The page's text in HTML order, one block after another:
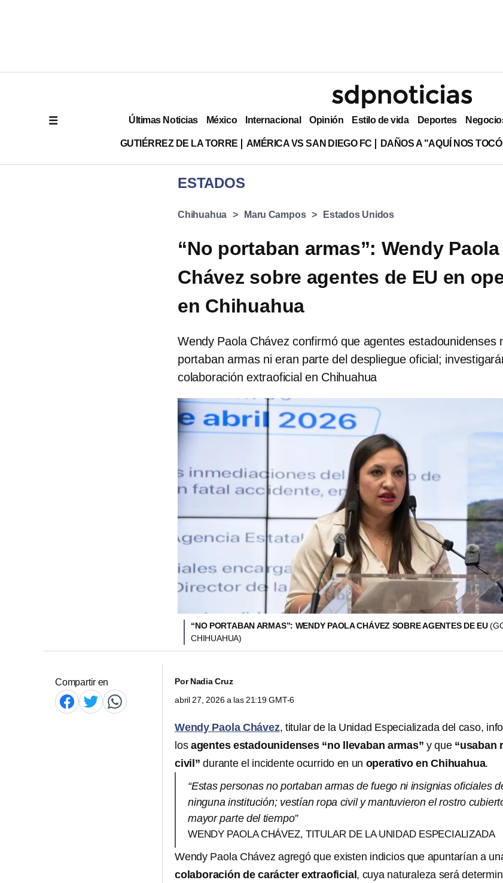
Últimas Noticias México Internacional Opinión Estilo de vida Deportes
GUTIÉRREZ DE LA TORRE AMÉRICA VS SAN DIEGO FC DAÑOS A "AQUÍ NOS
ESTADOS
Chihuahua Maru Campos Estados Unidos
“No portaban armas”: Wendy Paola
Chávez sobre agentes de EU en
en Chihuahua
Wendy Paola Chávez confirmó que agentes estadounidenses
portaban armas ni eran parte del despliegue oficial;
colaboración extraoficial en Chihuahua
“NO PORTABAN ARMAS”: WENDY PAOLA CHÁVEZ SOBRE AGENTES DE EU
CHIHUAHUA)
Compartir en PorNadia Cruz
abril 27, 2026 a las 21:19 GMT-6
Wendy Paola Chávez, titular de la Unidad Especializada del caso,
los agentes estadounidenses “no llevaban armas”y que “usaban
civil” durante el incidente ocurrido en un operativo en Chihuahua.
“Estas personas no portaban armas de fuego ni insignias oficiales
ninguna institución; vestían ropa civil y mantuvieron el rostro
mayor parte del tiempo”
WENDY PAOLA CHÁVEZ, TITULAR DE LA UNIDAD ESPECIALIZADA
Wendy Paola Chávez agregó que existen indicios que apuntarían a
colaboración de carácter extraoficial , cuya naturaleza será